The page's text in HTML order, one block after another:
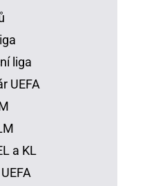
liga
UEFA
a KL